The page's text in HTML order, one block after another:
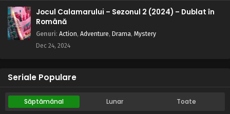
Jocul Calamarului – Sezonul 2 (2024) – Dublat în
Română
Genuri: Action, Adventure, Drama, Mystery
Dec 24, 2024
Seriale Populare
Săptămânal Lunar Toate